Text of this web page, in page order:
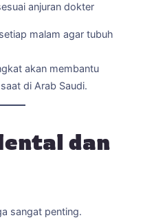
anjuran dokter
malam agar tubuh
akan membantu
di Arab Saudi.
dan
sangat penting.